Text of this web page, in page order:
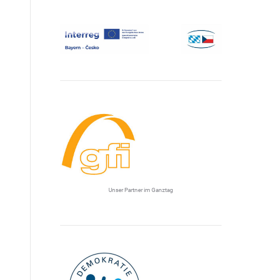
Unser Partner im Ganztag